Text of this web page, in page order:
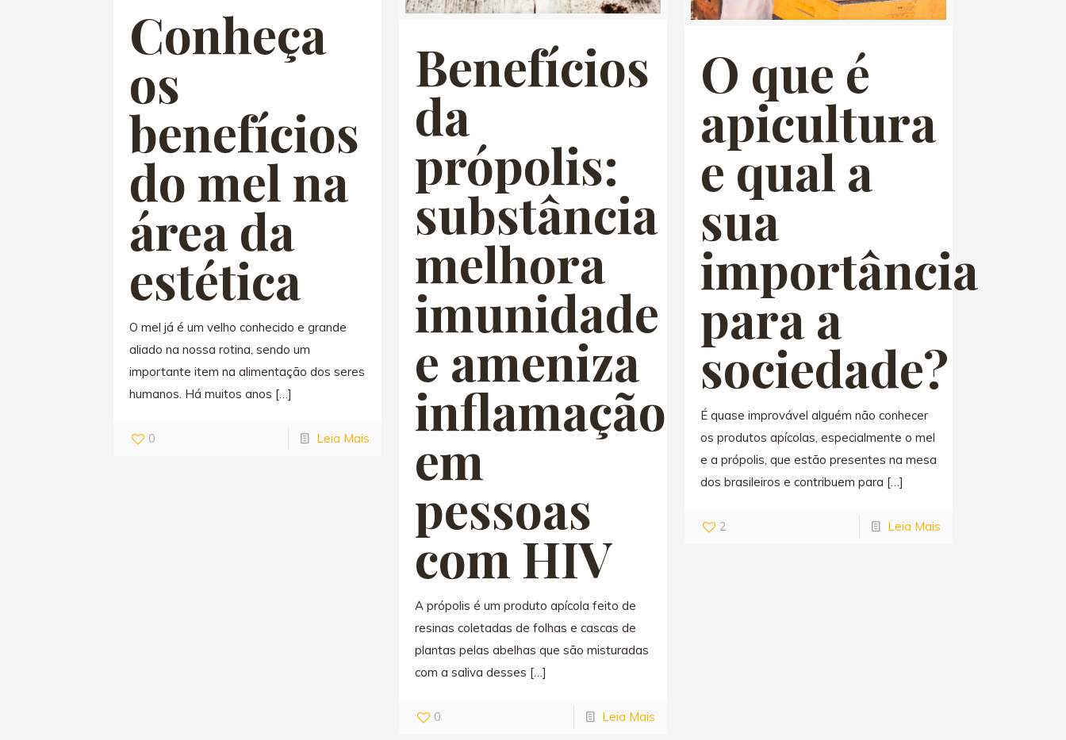
Conheça
os
benefícios
do mel na
área da
estética
O mel já é um velho conhecido e grande
aliado na nossa rotina, sendo um
importante item na alimentação dos seres
humanos. Há muitos anos […]
0 Leia Mais
Benefícios
da
própolis:
substância
melhora
imunidade
e ameniza
inflamação
em
pessoas
com HIV
A própolis é um produto apícola feito de
resinas coletadas de folhas e cascas de
plantas pelas abelhas que são misturadas
com a saliva desses […]
0 Leia Mais
O que é
apicultura
e qual a
sua
importância
para a
sociedade?
É quase improvável alguém não conhecer
os produtos apícolas, especialmente o mel
e a própolis, que estão presentes na mesa
dos brasileiros e contribuem para […]
2 Leia Mais